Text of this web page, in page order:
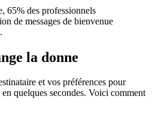
65% des professionnels
de messages de bienvenue
la donne
et vos préférences pour
en quelques secondes. Voici comment